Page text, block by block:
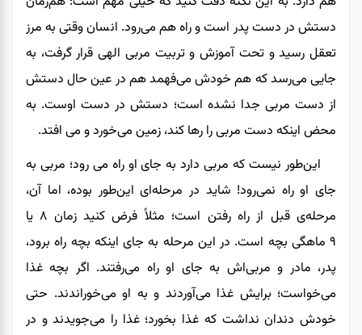
دستش در دست پدر است و راه هم می‌رود. انسان وقتی به مرز
تعقل رسید و تحت آموزش و تربیت مربی الهی قرار گرفت، به
جایی می‌رسد که هم خودش می‌فهمد هم در عین حال دستش
از دست مربی جدا نشده است؛ دستش در دست اوست. به
محض اینکه دست مربی را رها کند، زمین می‌خورد و می افتد.
این‌طور نیست که مربی دارد به جای او راه می رود؛ مربی به
جای او راه نمی‌رود! شاید در مرحله‌ای این‌طور بوده، اما آن،
مرحله‌ی قبل از راه رفتن است؛ مثلاً فرض کنید زمان
۸ یا
۹ ماهگی بچه است. در این مرحله به جای اینکه بچه راه برود،
پدر، مادر و مربی‌اش به جای او راه می‌رفتند. اگر بچه غذا
می‌خواست؛ برایش غذا می‌آوردند و به او می‌خوراندند. حتی
خودش دندان نداشت که غذا بخورد؛ غذا را می‌جویدند و در